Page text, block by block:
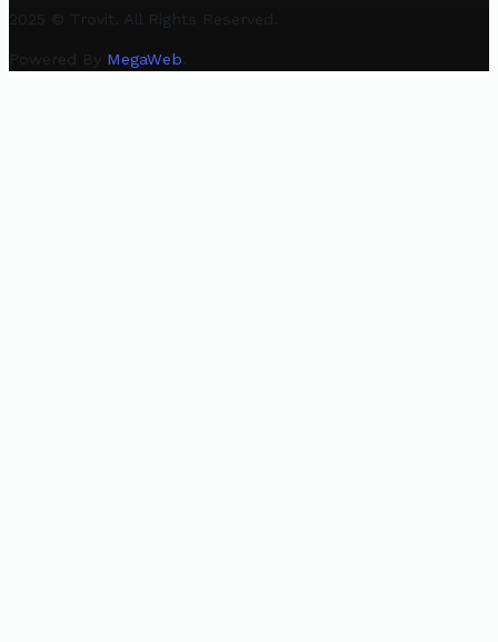
2025 © Trovit. All Rights Reserved.
Powered By MegaWeb